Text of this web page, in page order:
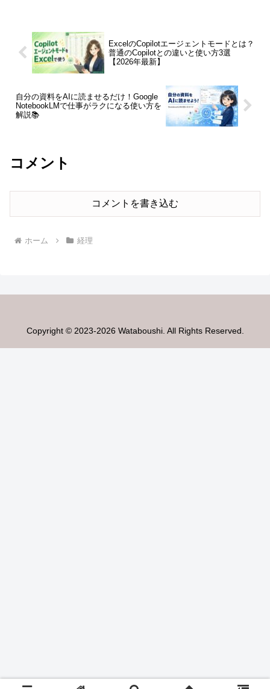
ExcelのCopilotエージェントモードとは？
普通のCopilotとの違いと使い方3選
【2026年最新】
自分の資料をAIに読ませるだけ！Google
NotebookLMで仕事がラクになる使い方を
解説📚
コメント
コメントを書き込む
ホーム 経理
Copyright © 2023-2026 Wataboushi. All Rights Reserved.